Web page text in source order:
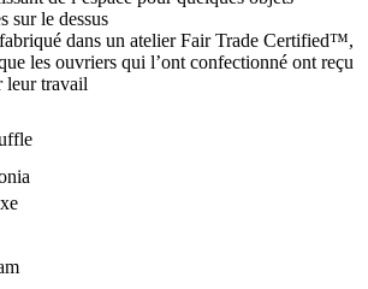
sur le dessus
dans un atelier Fair Trade Certified™,
les ouvriers qui l’ont confectionné ont reçu
leur travail